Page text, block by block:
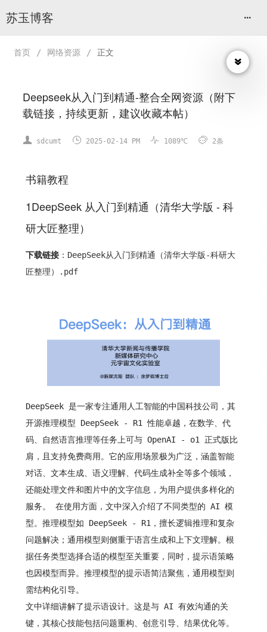
苏玉博客
首页 / 网络资源 / 正文
Deepseek从入门到精通-整合全网资源（附下
载链接，持续更新，建议收藏本帖）
 sdcumt  2025-02-14 PM  1089℃  2条
书籍教程
1DeepSeek 从入门到精通（清华大学版 - 科
研大匠整理）
下载链接： DeepSeek从入门到精通（清华大学版-科研大
匠整理）.pdf
DeepSeek 是一家专注通用人工智能的中国科技公司，其
开源推理模型 DeepSeek - R1 性能卓越，在数学、代
码、自然语言推理等任务上可与 OpenAI - o1 正式版比
肩，且支持免费商用。它的应用场景极为广泛，涵盖智能
对话、文本生成、语义理解、代码生成补全等多个领域，
还能处理文件和图片中的文字信息，为用户提供多样化的
服务。 在使用方面，文中深入介绍了不同类型的 AI 模
型。推理模型如 DeepSeek - R1，擅长逻辑推理和复杂
问题解决；通用模型则侧重于语言生成和上下文理解。根
据任务类型选择合适的模型至关重要，同时，提示语策略
也因模型而异。推理模型的提示语简洁聚焦，通用模型则
需结构化引导。
文中详细讲解了提示语设计。这是与 AI 有效沟通的关
键，其核心技能包括问题重构、创意引导、结果优化等。